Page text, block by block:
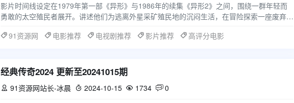
影片时间线设定在1979年第一部《异形》与1986年的续集《异形2》之间，围绕一群年轻而
勇敢的太空殖民者展开。讲述他们为逃离外星采矿殖民地的沉闷生活，在冒险探索一座废弃的
91资源网
电影推荐 电视剧推荐 影片推荐 高评分电影
经典传奇2024 更新至20241015期
 91资源网站长-冰晨  2024-10-15  1734  0